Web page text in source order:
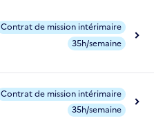
Contrat de mission intérimaire
35h/semaine
Contrat de mission intérimaire
35h/semaine